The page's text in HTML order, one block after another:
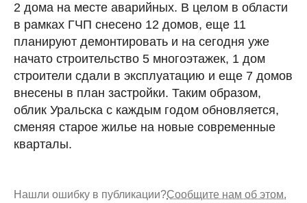
2 дома на месте аварийных. В целом в области
в рамках ГЧП снесено 12 домов, еще 11
планируют демонтировать и на сегодня уже
начато строительство 5 многоэтажек, 1 дом
строители сдали в эксплуатацию и еще 7 домов
внесены в план застройки. Таким образом,
облик Уральска с каждым годом обновляется,
сменяя старое жилье на новые современные
кварталы.
Нашли ошибку в публикации?Сообщите нам об этом.